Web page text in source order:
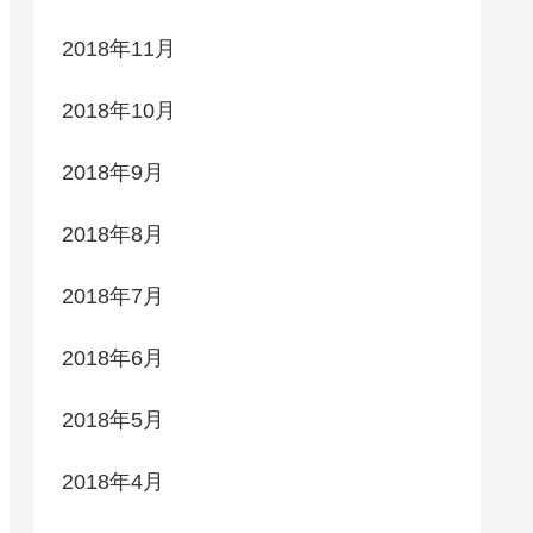
2018年11月
2018年10月
2018年9月
2018年8月
2018年7月
2018年6月
2018年5月
2018年4月